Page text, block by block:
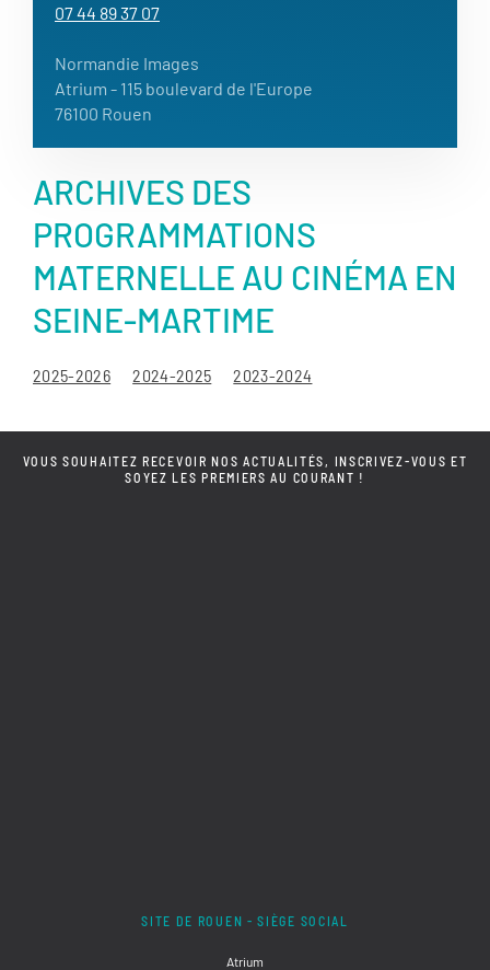
07 44 89 37 07
Normandie Images
Atrium - 115 boulevard de l'Europe
76100 Rouen
ARCHIVES DES
PROGRAMMATIONS
MATERNELLE AU CINÉMA EN
SEINE-MARTIME
2025-2026 2024-2025 2023-2024
VOUS SOUHAITEZ RECEVOIR NOS ACTUALITÉS, INSCRIVEZ-VOUS ET
SOYEZ LES PREMIERS AU COURANT !
SITE DE ROUEN - SIÈGE SOCIAL
Atrium